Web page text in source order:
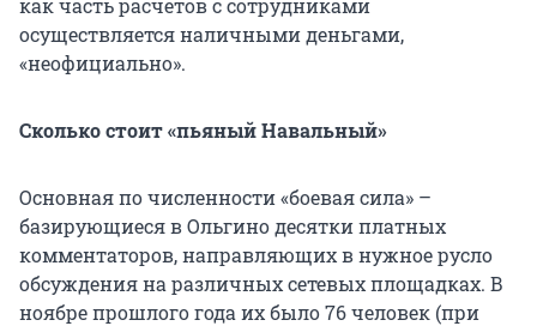
осуществляется наличными деньгами,
«неофициально».
Сколько стоит «пьяный Навальный»
Основная по численности «боевая сила» –
базирующиеся в Ольгино десятки платных
комментаторов, направляющих в нужное русло
обсуждения на различных сетевых площадках. В
ноябре прошлого года их было 76 человек (при